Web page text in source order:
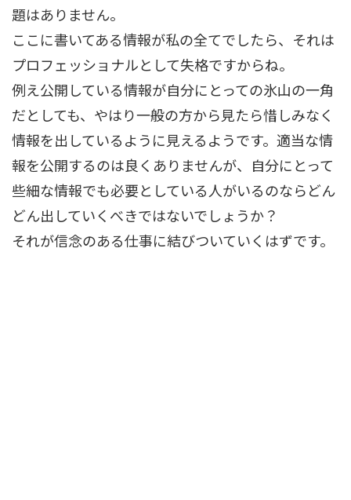
題はありません。
ここに書いてある情報が私の全てでしたら、それは
プロフェッショナルとして失格ですからね。
例え公開している情報が自分にとっての氷山の一角
だとしても、やはり一般の方から見たら惜しみなく
情報を出しているように見えるようです。適当な情
報を公開するのは良くありませんが、自分にとって
些細な情報でも必要としている人がいるのならどん
どん出していくべきではないでしょうか？
それが信念のある仕事に結びついていくはずです。